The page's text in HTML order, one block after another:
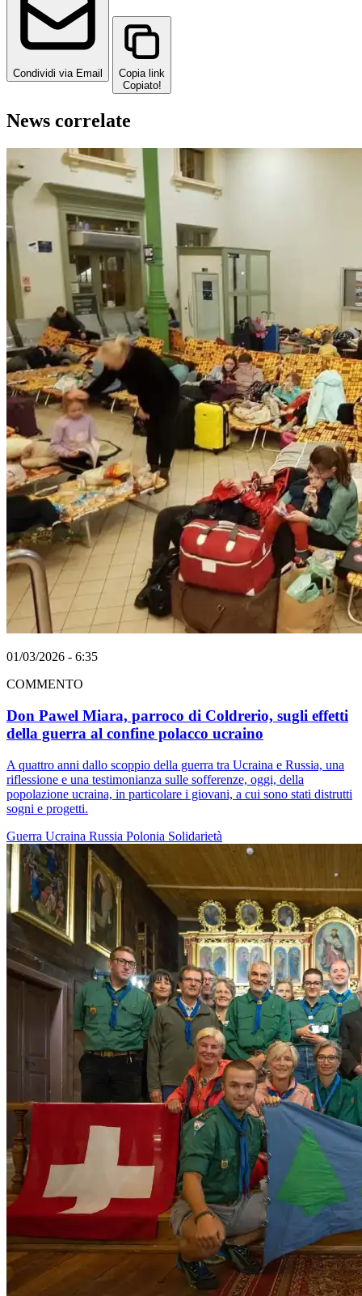
Condividi via Email
Copia link
Copiato!
News correlate
01/03/2026 - 6:35
COMMENTO
Don Pawel Miara, parroco di Coldrerio, sugli effetti
della guerra al confine polacco ucraino
A quattro anni dallo scoppio della guerra tra Ucraina e Russia, una
riflessione e una testimonianza sulle sofferenze, oggi, della
popolazione ucraina, in particolare i giovani, a cui sono stati distrutti
sogni e progetti.
Guerra Ucraina Russia Polonia Solidarietà